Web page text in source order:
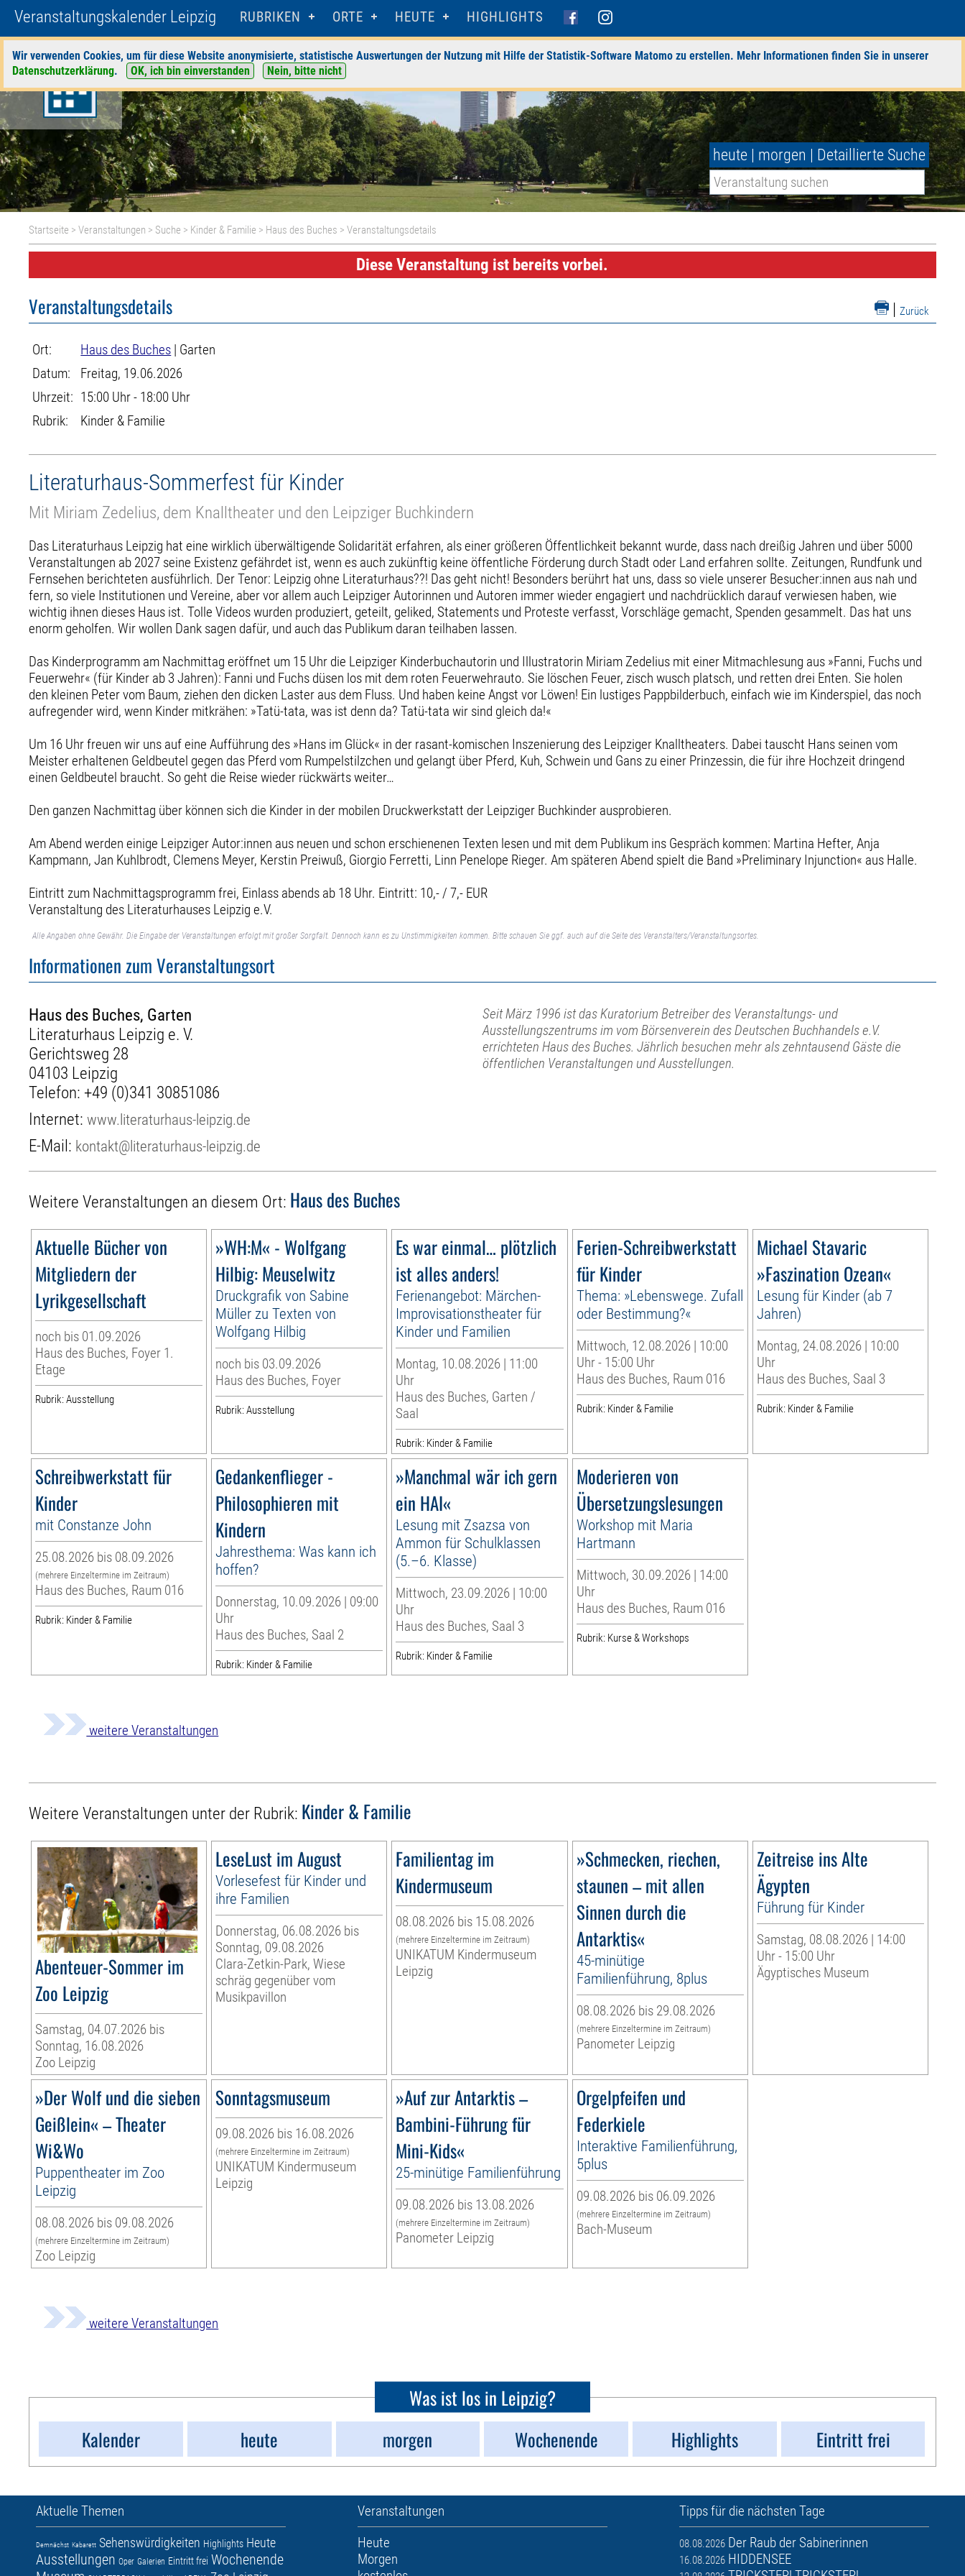
Veranstaltungskalender Leipzig RUBRIKEN ORTE HEUTE HIGHLIGHTS
Wir verwenden Cookies, um für diese Website anonymisierte, statistische Auswertungen der Nutzung mit Hilfe der Statistik-Software Matomo zu erstellen. Mehr Informationen finden Sie in unserer
Datenschutzerklärung. OK, ich bin einverstanden Nein, bitte nicht
heute | morgen | Detaillierte Suche
Startseite >Veranstaltungen > Suche > Kinder & Familie > Haus des Buches > Veranstaltungsdetails
Diese Veranstaltung ist bereits vorbei.
| Zurück
Veranstaltungsdetails
Ort: Haus des Buches | Garten
Datum:
Freitag, 19.06.2026
Uhrzeit: 15:00 Uhr - 18:00 Uhr
Rubrik:
Kinder & Familie
Literaturhaus-Sommerfest für Kinder
Mit Miriam Zedelius, dem Knalltheater und den Leipziger Buchkindern
Das Literaturhaus Leipzig hat eine wirklich überwältigende Solidarität erfahren, als einer größeren Öffentlichkeit bekannt wurde, dass nach dreißig Jahren und über 5000
Veranstaltungen ab 2027 seine Existenz gefährdet ist, wenn es auch zukünftig keine öffentliche Förderung durch Stadt oder Land erfahren sollte. Zeitungen, Rundfunk und
Fernsehen berichteten ausführlich. Der Tenor: Leipzig ohne Literaturhaus??! Das geht nicht! Besonders berührt hat uns, dass so viele unserer Besucher:innen aus nah und
fern, so viele Institutionen und Vereine, aber vor allem auch Leipziger Autorinnen und Autoren immer wieder engagiert und nachdrücklich darauf verwiesen haben, wie
wichtig ihnen dieses Haus ist. Tolle Videos wurden produziert, geteilt, geliked, Statements und Proteste verfasst, Vorschläge gemacht, Spenden gesammelt. Das hat uns
enorm geholfen. Wir wollen Dank sagen dafür, und auch das Publikum daran teilhaben lassen.
Das Kinderprogramm am Nachmittag eröffnet um 15 Uhr die Leipziger Kinderbuchautorin und Illustratorin Miriam Zedelius mit einer Mitmachlesung aus »Fanni, Fuchs und
Feuerwehr« (für Kinder ab 3 Jahren): Fanni und Fuchs düsen los mit dem roten Feuerwehrauto. Sie löschen Feuer, zisch wusch platsch, und retten drei Enten. Sie holen
den kleinen Peter vom Baum, ziehen den dicken Laster aus dem Fluss. Und haben keine Angst vor Löwen! Ein lustiges Pappbilderbuch, einfach wie im Kinderspiel, das noch
aufregender wird, wenn Kinder mitkrähen: »Tatü-tata, was ist denn da? Tatü-tata wir sind gleich da!«
Um 16 Uhr freuen wir uns auf eine Aufführung des »Hans im Glück« in der rasant-komischen Inszenierung des Leipziger Knalltheaters. Dabei tauscht Hans seinen vom
Meister erhaltenen Geldbeutel gegen das Pferd vom Rumpelstilzchen und gelangt über Pferd, Kuh, Schwein und Gans zu einer Prinzessin, die für ihre Hochzeit dringend
einen Geldbeutel braucht. So geht die Reise wieder rückwärts weiter…
Den ganzen Nachmittag über können sich die Kinder in der mobilen Druckwerkstatt der Leipziger Buchkinder ausprobieren.
Am Abend werden einige Leipziger Autor:innen aus neuen und schon erschienenen Texten lesen und mit dem Publikum ins Gespräch kommen: Martina Hefter, Anja
Kampmann, Jan Kuhlbrodt, Clemens Meyer, Kerstin Preiwuß, Giorgio Ferretti, Linn Penelope Rieger. Am späteren Abend spielt die Band »Preliminary Injunction« aus Halle.
Eintritt zum Nachmittagsprogramm frei, Einlass abends ab 18 Uhr. Eintritt: 10,- / 7,- EUR
Veranstaltung des Literaturhauses Leipzig e.V.
Alle Angaben ohne Gewähr. Die Eingabe der Veranstaltungen erfolgt mit großer Sorgfalt. Dennoch kann es zu Unstimmigkeiten kommen. Bitte schauen Sie ggf. auch auf die Seite des Veranstalters/Veranstaltungsortes.
Informationen zum Veranstaltungsort
Haus des Buches, Garten
Literaturhaus Leipzig e. V.
Gerichtsweg 28
04103 Leipzig
Telefon: +49 (0)341 30851086
Internet:www.literaturhaus-leipzig.de
E-Mail: kontakt@literaturhaus-leipzig.de
Seit März 1996 ist das Kuratorium Betreiber des Veranstaltungs- und
Ausstellungszentrums im vom Börsenverein des Deutschen Buchhandels e.V.
errichteten Haus des Buches. Jährlich besuchen mehr als zehntausend Gäste die
öffentlichen Veranstaltungen und Ausstellungen.
Weitere Veranstaltungen an diesem Ort: Haus des Buches
Aktuelle Bücher von
Mitgliedern der
Lyrikgesellschaft
noch bis 01.09.2026
Haus des Buches, Foyer 1.
Etage
Rubrik: Ausstellung
»WH:M« - Wolfgang
Hilbig: Meuselwitz
Druckgrafik von Sabine
Müller zu Texten von
Wolfgang Hilbig
noch bis 03.09.2026
Haus des Buches, Foyer
Rubrik: Ausstellung
Es war einmal… plötzlich
ist alles anders!
Ferienangebot: Märchen-
Improvisationstheater für
Kinder und Familien
Montag, 10.08.2026 | 11:00
Uhr
Haus des Buches, Garten /
Saal
Rubrik: Kinder & Familie
Ferien-Schreibwerkstatt
für Kinder
Thema: »Lebenswege. Zufall
oder Bestimmung?«
Mittwoch, 12.08.2026 | 10:00
Uhr - 15:00 Uhr
Haus des Buches, Raum 016
Rubrik: Kinder & Familie
Michael Stavaric
»Faszination Ozean«
Lesung für Kinder (ab 7
Jahren)
Montag, 24.08.2026 | 10:00
Uhr
Haus des Buches, Saal 3
Rubrik: Kinder & Familie
Schreibwerkstatt für
Kinder
mit Constanze John
25.08.2026 bis 08.09.2026
(mehrere Einzeltermine im Zeitraum)
Haus des Buches, Raum 016
Rubrik: Kinder & Familie
Gedankenflieger -
Philosophieren mit
Kindern
Jahresthema: Was kann ich
hoffen?
Donnerstag, 10.09.2026 | 09:00
Uhr
Haus des Buches, Saal 2
Rubrik: Kinder & Familie
»Manchmal wär ich gern
ein HAI«
Lesung mit Zsazsa von
Ammon für Schulklassen
(5.–6. Klasse)
Mittwoch, 23.09.2026 | 10:00
Uhr
Haus des Buches, Saal 3
Rubrik: Kinder & Familie
Moderieren von
Übersetzungslesungen
Workshop mit Maria
Hartmann
Mittwoch, 30.09.2026 | 14:00
Uhr
Haus des Buches, Raum 016
Rubrik: Kurse & Workshops
weitere Veranstaltungen
Weitere Veranstaltungen unter der Rubrik: Kinder & Familie
Abenteuer-Sommer im
Zoo Leipzig
Samstag, 04.07.2026 bis
Sonntag, 16.08.2026
Zoo Leipzig
LeseLust im August
Vorlesefest für Kinder und
ihre Familien
Donnerstag, 06.08.2026 bis
Sonntag, 09.08.2026
Clara-Zetkin-Park, Wiese
schräg gegenüber vom
Musikpavillon
Familientag im
Kindermuseum
08.08.2026 bis 15.08.2026
(mehrere Einzeltermine im Zeitraum)
UNIKATUM Kindermuseum
Leipzig
»Schmecken, riechen,
staunen – mit allen
Sinnen durch die
Antarktis«
45-minütige
Familienführung, 8plus
08.08.2026 bis 29.08.2026
(mehrere Einzeltermine im Zeitraum)
Panometer Leipzig
Zeitreise ins Alte
Ägypten
Führung für Kinder
Samstag, 08.08.2026 | 14:00
Uhr - 15:00 Uhr
Ägyptisches Museum
»Der Wolf und die sieben
Geißlein« – Theater
Wi&Wo
Puppentheater im Zoo
Leipzig
08.08.2026 bis 09.08.2026
(mehrere Einzeltermine im Zeitraum)
Zoo Leipzig
Sonntagsmuseum
09.08.2026 bis 16.08.2026
(mehrere Einzeltermine im Zeitraum)
UNIKATUM Kindermuseum
Leipzig
»Auf zur Antarktis –
Bambini-Führung für
Mini-Kids«
25-minütige Familienführung
09.08.2026 bis 13.08.2026
(mehrere Einzeltermine im Zeitraum)
Panometer Leipzig
Orgelpfeifen und
Federkiele
Interaktive Familienführung,
5plus
09.08.2026 bis 06.09.2026
(mehrere Einzeltermine im Zeitraum)
Bach-Museum
weitere Veranstaltungen
Was ist los in Leipzig?
Kalender
heute morgen Wochenende Highlights Eintritt frei
Aktuelle Themen
Demnächst Kabarett Sehenswürdigkeiten Highlights Heute
Ausstellungen Oper Galerien Eintritt frei Wochenende
Veranstaltungen
Heute
Morgen
Tipps für die nächsten Tage
08.08.2026 Der Raub der Sabinerinnen
16.08.2026 HIDDENSEE